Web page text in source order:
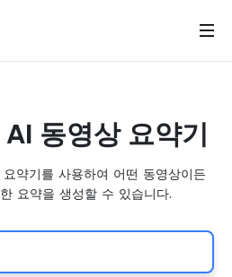
동영상 요약기
약기를 사용하여 어떤 동영상이든
요약을 생성할 수 있습니다.